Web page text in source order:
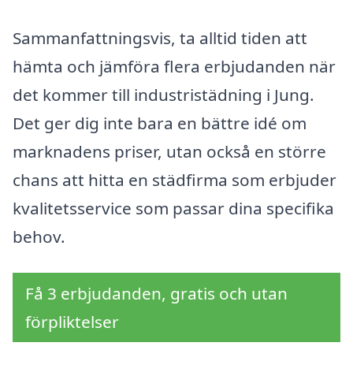
Sammanfattningsvis, ta alltid tiden att
hämta och jämföra flera erbjudanden när
det kommer till industristädning i Jung.
Det ger dig inte bara en bättre idé om
marknadens priser, utan också en större
chans att hitta en städfirma som erbjuder
kvalitetsservice som passar dina specifika
behov.
Få 3 erbjudanden, gratis och utan
förpliktelser